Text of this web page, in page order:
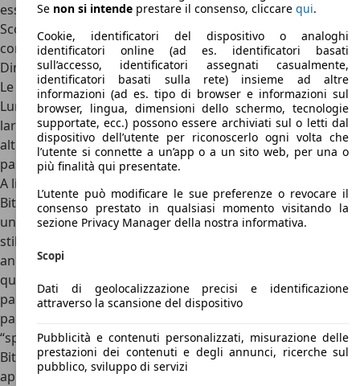
essere scelta in due soli colori: rosso o nero.
Scopriamo allora dimensioni, interni, motori, prezzi e
concorrenti di Maserati Racing.
Dimensioni Maserati Racing
Le dimensioni della Maserati Racing sono:
Lunghezza 4,19 metri
larghezza 1,71 metri
altezza 1,31 metri
passo 2,54 metri
A livello estetico, la Maserati Racing riprende le linee della
Biturbo ridisegnata da Gandini nel 1988, che ha introdotto
una griglia più stondata e moderna e nuovi dettagli ad uno
stile che, nel 1990, cominciava a far sentire il peso degli
anni. Rispetto alle normali 2.24, però, il frontale è simile a
quello della Shamal, con la quale condivide il
particolarissimo “alettone” anteriore alla base del
parabrezza. Stupiscono invece i fari poliellissoidali, che
“spezzano” il classico stile squadrato tipico di tutte le
Biturbo regalano un look più moderno e sportivo, tanto
apprezzato che è stato poi condiviso anche con il resto
Se non si intende prestare il consenso, cliccare qui.
Cookie, identificatori del dispositivo o analoghi
identificatori online (ad es. identificatori basati
sull’accesso, identificatori assegnati casualmente,
identificatori basati sulla rete) insieme ad altre
informazioni (ad es. tipo di browser e informazioni sul
browser, lingua, dimensioni dello schermo, tecnologie
supportate, ecc.) possono essere archiviati sul o letti dal
dispositivo dell’utente per riconoscerlo ogni volta che
l’utente si connette a un’app o a un sito web, per una o
più finalità qui presentate.
L’utente può modificare le sue preferenze o revocare il
consenso prestato in qualsiasi momento visitando la
sezione Privacy Manager della nostra informativa.
Scopi
Dati di geolocalizzazione precisi e identificazione
attraverso la scansione del dispositivo
Pubblicità e contenuti personalizzati, misurazione delle
prestazioni dei contenuti e degli annunci, ricerche sul
pubblico, sviluppo di servizi